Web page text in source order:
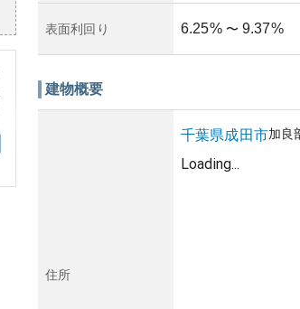
表面利回り 6.25% 〜 9.37%
建物概要
住所
千葉県成田市加良
Loading...